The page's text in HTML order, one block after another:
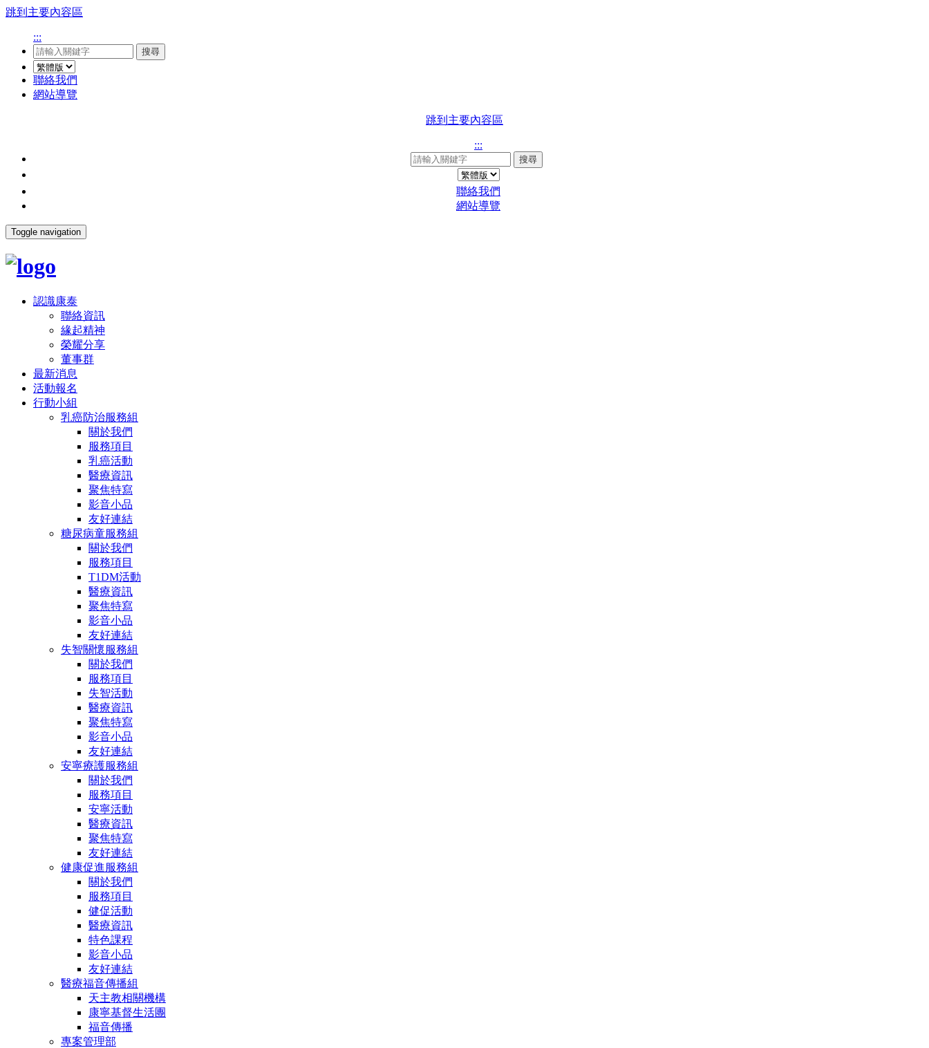
跳到主要內容區
:::
搜尋
聯絡我們
網站導覽
跳到主要內容區
:::
搜尋
聯絡我們
網站導覽
Toggle navigation
認識康泰
聯絡資訊
緣起精神
榮耀分享
董事群
最新消息
活動報名
行動小組
乳癌防治服務組
關於我們
服務項目
乳癌活動
醫療資訊
聚焦特寫
影音小品
友好連結
糖尿病童服務組
關於我們
服務項目
T1DM活動
醫療資訊
聚焦特寫
影音小品
友好連結
失智關懷服務組
關於我們
服務項目
失智活動
醫療資訊
聚焦特寫
影音小品
友好連結
安寧療護服務組
關於我們
服務項目
安寧活動
醫療資訊
聚焦特寫
友好連結
健康促進服務組
關於我們
服務項目
健促活動
醫療資訊
特色課程
影音小品
友好連結
醫療福音傳播組
天主教相關機構
康寧基督生活團
福音傳播
專案管理部